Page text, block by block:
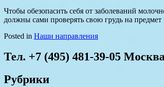
Чтобы обезопасить себя от заболеваний
должны сами проверять свою грудь на
Posted in Наши направления
Тел. +7 (495) 481-39-05 Москва
Рубрики